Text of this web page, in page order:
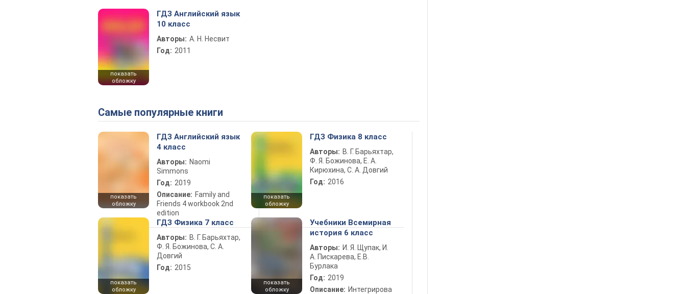
показать
обложку
ГДЗ Английский язык
10 класс
Авторы: А. Н. Несвит
Год: 2011
Самые популярные книги
показать
обложку
ГДЗ Английский язык
4 класс
Авторы: Naomi
Simmons
Год: 2019
Описание: Family and
Friends 4 workbook 2nd
edition
показать
обложку
ГДЗ Физика 8 класс
Авторы: В. Г. Барьяхтар,
Ф. Я. Божинова, Е. А.
Кирюхина, С. А. Довгий
Год: 2016
показать
обложку
ГДЗ Физика 7 класс
Авторы: В. Г. Барьяхтар,
Ф. Я. Божинова, С. А.
Довгий
Год: 2015
показать
обложку
Учебники Всемирная
история 6 класс
Авторы: И. Я. Щупак, И.
А. Пискарева, Е.В.
Бурлака
Год: 2019
Описание: Интегрирова